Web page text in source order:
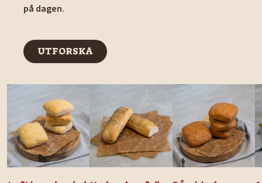
på dagen.
UTFORSKA
UTFORSKA